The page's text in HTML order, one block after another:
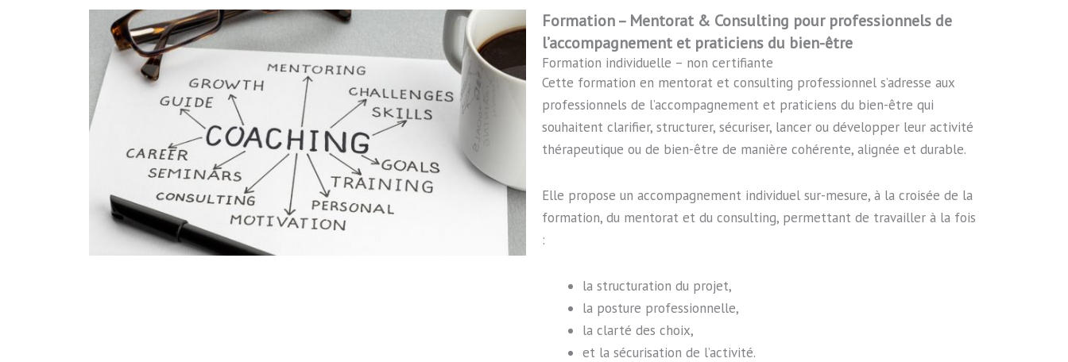
Formation – Mentorat & Consulting pour professionnels de
l’accompagnement et praticiens du bien-être
Formation individuelle – non certifiante
Cette formation en mentorat et consulting professionnel s’adresse aux
professionnels de l’accompagnement et praticiens du bien-être qui
souhaitent clarifier, structurer, sécuriser, lancer ou développer leur activité
thérapeutique ou de bien-être de manière cohérente, alignée et durable.
Elle propose un accompagnement individuel sur-mesure, à la croisée de la
formation, du mentorat et du consulting, permettant de travailler à la fois
:
la structuration du projet,
la posture professionnelle,
la clarté des choix,
et la sécurisation de l’activité.